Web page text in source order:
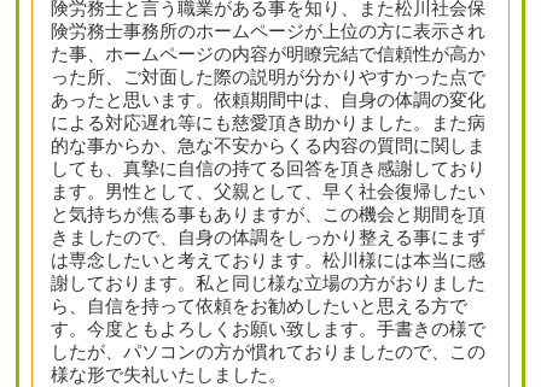
険労務士と言う職業がある事を知り、また松川社会保
険労務士事務所のホームページが上位の方に表示され
た事、ホームページの内容が明瞭完結で信頼性が高か
った所、ご対面した際の説明が分かりやすかった点で
あったと思います。依頼期間中は、自身の体調の変化
による対応遅れ等にも慈愛頂き助かりました。また病
的な事からか、急な不安からくる内容の質問に関しま
しても、真摯に自信の持てる回答を頂き感謝しており
ます。男性として、父親として、早く社会復帰したい
と気持ちが焦る事もありますが、この機会と期間を頂
きましたので、自身の体調をしっかり整える事にまず
は専念したいと考えております。松川様には本当に感
謝しております。私と同じ様な立場の方がおりました
ら、自信を持って依頼をお勧めしたいと思える方で
す。今度ともよろしくお願い致します。手書きの様で
したが、パソコンの方が慣れておりましたので、この
様な形で失礼いたしました。